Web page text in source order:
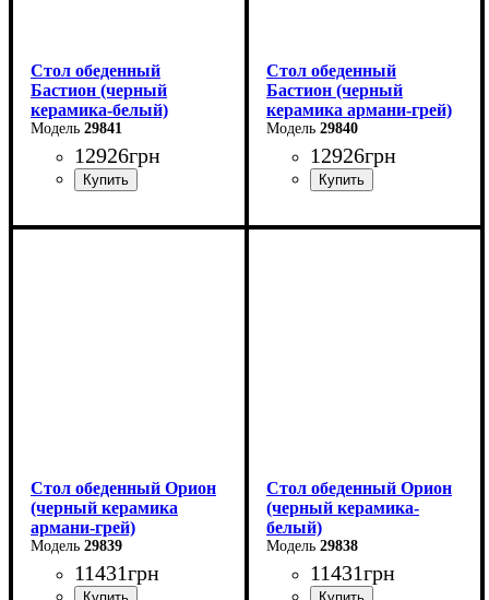
Стол обеденный
Бастион (черный
керамика-белый)
29841
12926грн
Ширина: 140 (+60) см
Стол обеденный
Бастион (черный
керамика армани-грей)
29840
12926грн
Ширина: 140 (+60) см
Стол обеденный Орион
(черный керамика
армани-грей)
29839
11431грн
Стол обеденный Орион
(черный керамика-
белый)
29838
11431грн